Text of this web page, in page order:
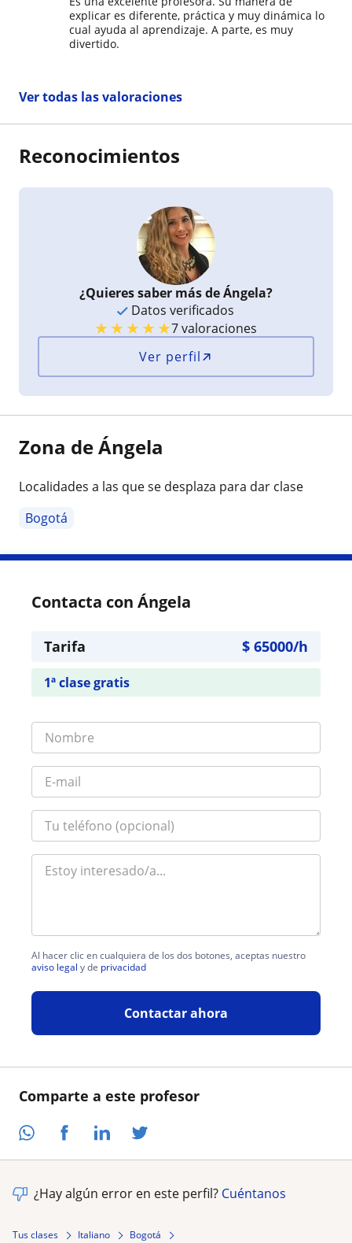
Comparte a este profesor
explicar es diferente, práctica y muy dinámica lo
cual ayuda al aprendizaje. A parte, es muy
divertido.
Ver todas las valoraciones
Reconocimientos
¿Quieres saber más de Ángela?
Datos verificados
★★★★★7 valoraciones
Ver perfil
Zona de Ángela
Localidades a las que se desplaza para dar clase
Bogotá
Contacta con Ángela
Tarifa $ 65000/h
1ª clase gratis
Al hacer clic en cualquiera de los dos botones, aceptas nuestro
aviso legal y de privacidad
Contactar ahora
¿Hay algún error en este perfil? Cuéntanos
Tus clases Italiano
Bogotá